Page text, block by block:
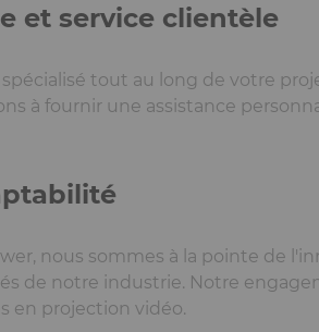
et service clientèle
tout au long de votre
à fournir une assistance
nous sommes à la pointe de
de notre industrie. Notre
en projection vidéo.